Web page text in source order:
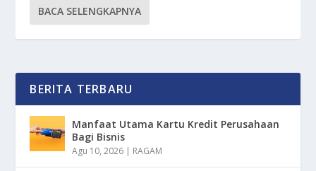
BACA SELENGKAPNYA
BERITA TERBARU
Manfaat Utama Kartu Kredit Perusahaan
Bagi Bisnis
Agu 10, 2026 | RAGAM